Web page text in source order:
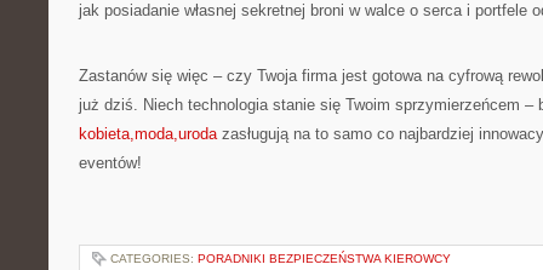
jak posiadanie własnej sekretnej broni w walce o serca i portfele
Zastanów się więc – czy Twoja firma jest gotowa na cyfrową
już dziś. Niech technologia stanie się Twoim sprzymierzeńcem –
kobieta,moda,urodazasługują na to samo co najbardziej
eventów!
CATEGORIES: PORADNIKI BEZPIECZEŃSTWA KIEROWCY